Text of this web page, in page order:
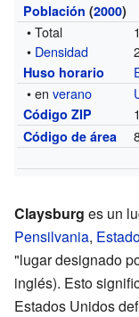
Población (2000)
• Total
• Densidad
Huso horario
• enverano
Código ZIP
Código de área
Claysburg es un
Pensilvania,
"lugar designado
inglés). Esto
Estados Unidos